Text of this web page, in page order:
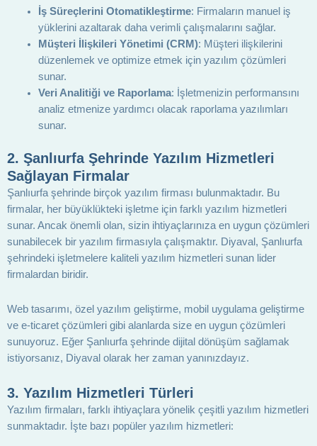
İş Süreçlerini Otomatikleştirme: Firmaların manuel iş
yüklerini azaltarak daha verimli çalışmalarını sağlar.
Müşteri İlişkileri Yönetimi (CRM): Müşteri ilişkilerini
düzenlemek ve optimize etmek için yazılım çözümleri
sunar.
Veri Analitiği ve Raporlama: İşletmenizin performansını
analiz etmenize yardımcı olacak raporlama yazılımları
sunar.
2. Şanlıurfa Şehrinde Yazılım Hizmetleri
Sağlayan Firmalar
Şanlıurfa şehrinde birçok yazılım firması bulunmaktadır. Bu
firmalar, her büyüklükteki işletme için farklı yazılım hizmetleri
sunar. Ancak önemli olan, sizin ihtiyaçlarınıza en uygun çözümleri
sunabilecek bir yazılım firmasıyla çalışmaktır. Diyaval, Şanlıurfa
şehrindeki işletmelere kaliteli yazılım hizmetleri sunan lider
firmalardan biridir.
Web tasarımı, özel yazılım geliştirme, mobil uygulama geliştirme
ve e-ticaret çözümleri gibi alanlarda size en uygun çözümleri
sunuyoruz. Eğer Şanlıurfa şehrinde dijital dönüşüm sağlamak
istiyorsanız, Diyaval olarak her zaman yanınızdayız.
3. Yazılım Hizmetleri Türleri
Yazılım firmaları, farklı ihtiyaçlara yönelik çeşitli yazılım hizmetleri
sunmaktadır. İşte bazı popüler yazılım hizmetleri: